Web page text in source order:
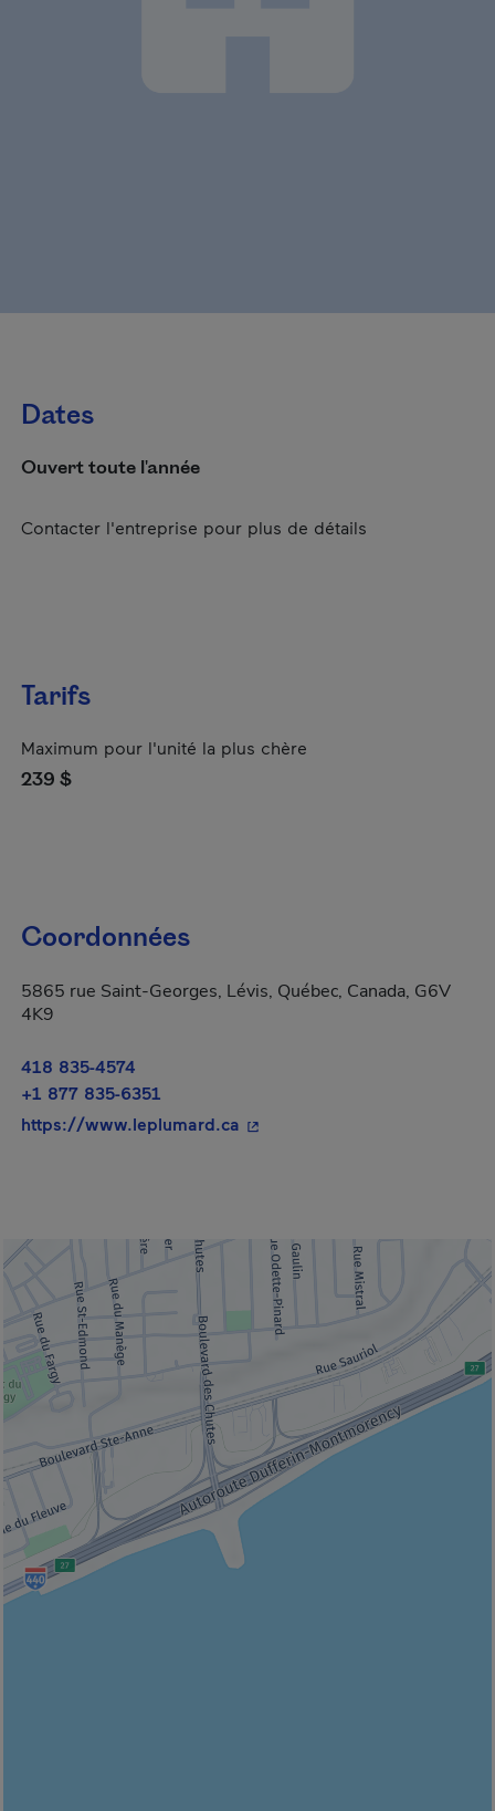
Dates
Ouvert toute l'année
Contacter l'entreprise pour plus de détails
Tarifs
Maximum pour l'unité la plus chère
239 $
Coordonnées
5865 rue Saint-Georges, Lévis, Québec, Canada, G6V
4K9
418 835-4574
+1 877 835-6351
https://www.leplumard.ca - Cet hyperlien s'ouvrira